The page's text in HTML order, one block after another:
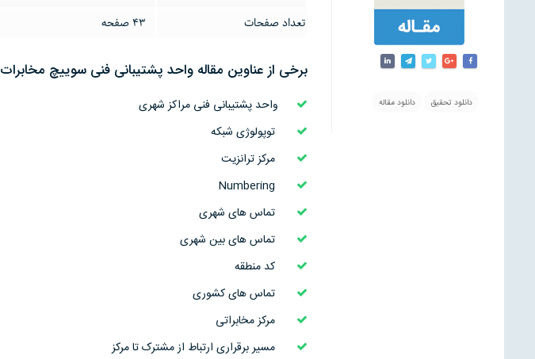
دانلود تحقیق دانلود مقاله
تعداد صفحات
43 صفحه
برخی از عناوین مقاله واحد پشتيبانی فنی سوييچ مخابرات
واحد پشتيبانی فنی مراکز شهری
توپولوژی شبکه
مرکز ترانزيت
تماس های شهری
تماس های بين شهری
کد منطقه
تماس های کشوری
مرکز مخابراتی
مسير برقراری ارتباط از مشترک تا مرکز